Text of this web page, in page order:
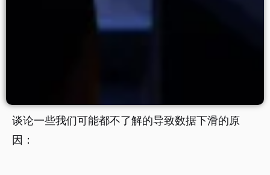
谈论一些我们可能都不了解的导致数据下滑的原
因：